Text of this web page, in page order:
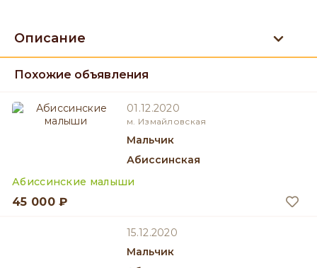
Описание
Похожие объявления
01.12.2020
м. Измайловская
мальчик
Абиссинская
Абиссинские малыши
45 000 ₽
15.12.2020
мальчик